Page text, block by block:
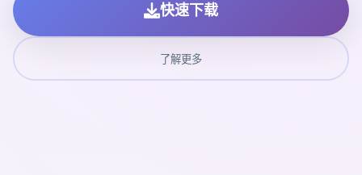
快速下载
了解更多